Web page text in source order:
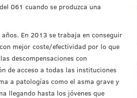
061 cuando se produzca una
En 2013 se trabaja en conseguir
mejor coste/efectividad por lo que
descompensaciones con
de acceso a todas las instituciones
a patologías como el asma grave y
llegando hasta los jóvenes que